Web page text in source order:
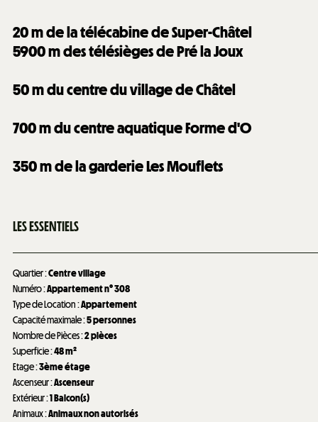
20m de la télécabine de Super-Châtel
5900m des télésièges de Pré la Joux
50m du centre du village de Châtel
700m du centre aquatique Forme d'O
350m de la garderie Les Mouflets
LES ESSENTIELS
Quartier:Centre village
Numéro:Appartement n°308
Type de Location:Appartement
Capacité maximale:5 personnes
Nombre de Pièces:2 pièces
Superficie:48m²
Etage:3ème étage
Ascenseur:Ascenseur
Extérieur:1Balcon(s)
Animaux:Animaux non autorisés